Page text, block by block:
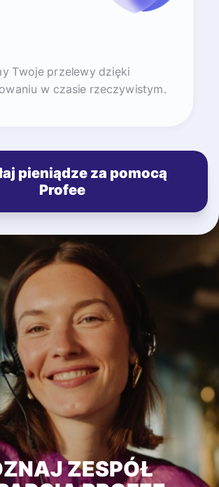
Twoje przelewy dzięki
w czasie rzeczywistym.
pieniądze za pomocą
Profee
ZESPÓŁ